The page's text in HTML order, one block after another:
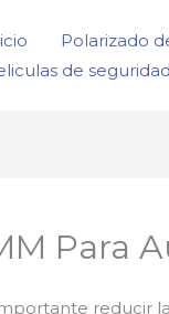
Polarizado
de
Para
reducir